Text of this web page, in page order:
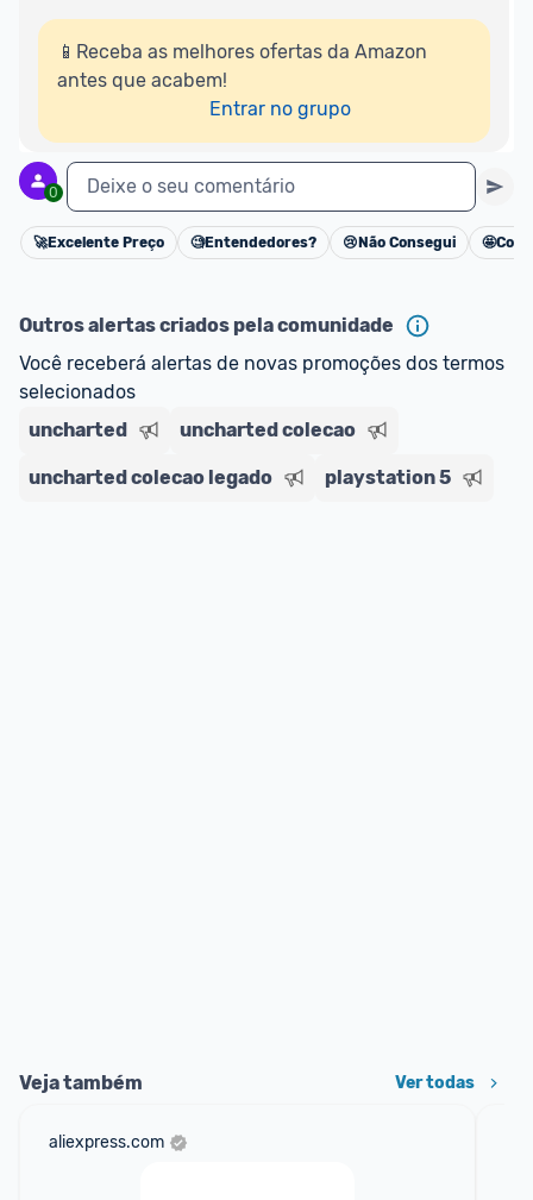
📱Receba as melhores ofertas da Amazon
antes que acabem!
Entrar no grupo
0 Deixe o seu comentário
Cancelar
🚀Excelente Preço 🧐Entendedores? 😢 Não Consegui 🤩
Outros alertas criados pela comunidade
Você receberá alertas de novas promoções dos termos
selecionados
uncharted
uncharted colecao
uncharted colecao legado playstation 5
Veja também Ver todas
aliexpress.com